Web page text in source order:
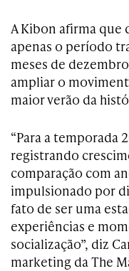
A Kibon afirma que
apenas o período
meses de
ampliar o
maior verão da
“Para a temporada
registrando
comparação com
impulsionado por
fato de ser uma
experiências e
socialização”, diz
marketing da The